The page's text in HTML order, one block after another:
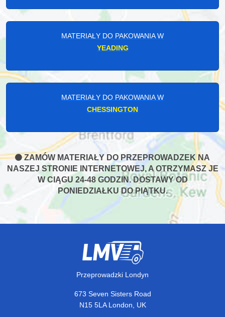
MATERIAŁY DO PAKOWANIA W
YEADING
MATERIAŁY DO PAKOWANIA W
CHESSINGTON
ZAMÓW MATERIAŁY DO PRZEPROWADZEK NA
NASZEJ STRONIE INTERNETOWEJ, A OTRZYMASZ JE
W CIĄGU 24-48 GODZIN. DOSTAWY OD
PONIEDZIAŁKU DO PIĄTKU.
Przeprowadzki Londyn
673 Seven Sisters Road
N15 5LA London, UK